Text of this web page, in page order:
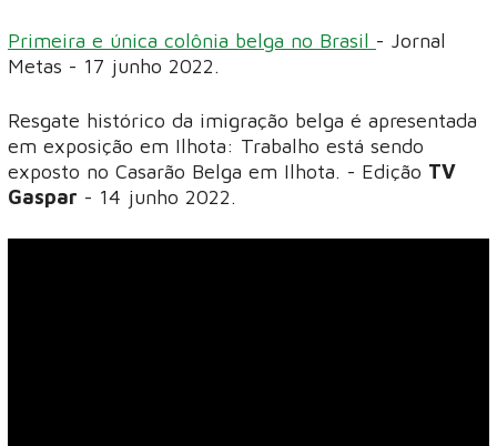
Primeira e única colônia belga no Brasil - Jornal
Metas - 17 junho 2022.
Resgate histórico da imigração belga é apresentada
em exposição em Ilhota: Trabalho está sendo
exposto no Casarão Belga em Ilhota. - Edição TV
Gaspar - 14 junho 2022.